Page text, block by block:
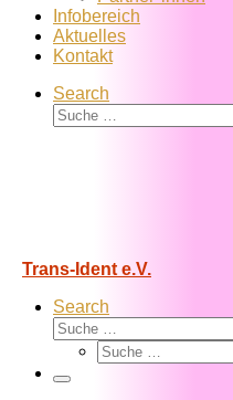
Infobereich
Aktuelles
Kontakt
Search
Suche
Trans-Ident e.V.
Search
Suche
Suche
Menü